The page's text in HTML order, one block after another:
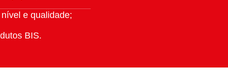
e qualidade;​​​​​​​
BIS.